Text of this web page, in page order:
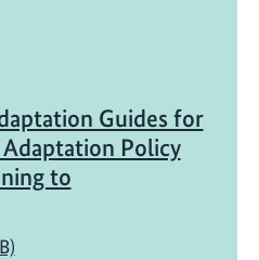
Guides for
Policy
to